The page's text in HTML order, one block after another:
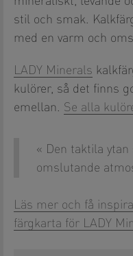
stil och smak.
med en varm och
LADY Minerals
kulörer, så det finns
emellan. Se alla
Den taktila
omslutande
Läs mer och få
färgkarta för LADY